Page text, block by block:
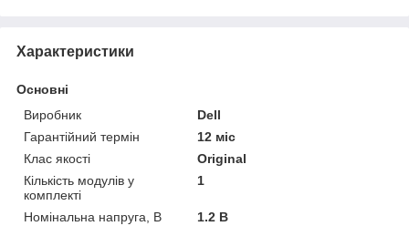
Характеристики
Основні
Виробник
Dell
Гарантійний термін
12 міс
Клас якості
Original
Кількість модулів у
комплекті
1
Номінальна напруга, В
1.2 В